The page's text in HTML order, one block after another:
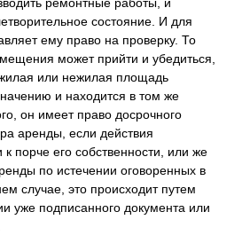
состояние. И для
ему право на проверку. То
может прийти и убедиться,
или нежилая площадь
и находится в том же
он имеет право досрочного
аренды, если действия
порче его собственности, или же
по истечении оговоренных в
случае, это происходит путем
уже подписанного документа или